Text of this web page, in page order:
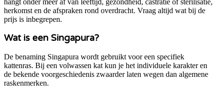
herkomst en de afspraken rond overdracht. Vraag altijd wat bij de
prijs is inbegrepen.
Wat is een Singapura?
De benaming Singapura wordt gebruikt voor een specifiek
kattenras. Bij een volwassen kat kun je het individuele karakter en
de bekende voorgeschiedenis zwaarder laten wegen dan algemene
raskenmerken.